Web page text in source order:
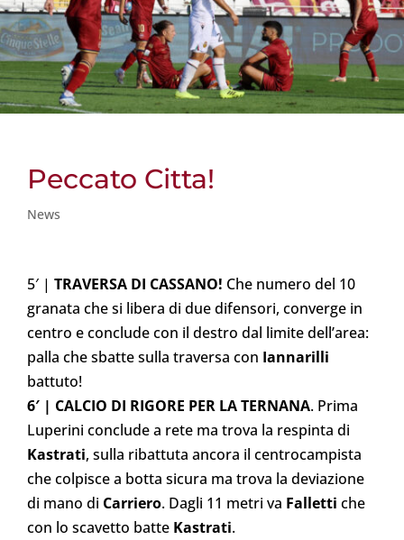
Peccato Citta!
News
5′ | TRAVERSA DI CASSANO! Che numero del 10
granata che si libera di due difensori, converge in
centro e conclude con il destro dal limite dell’area:
palla che sbatte sulla traversa con Iannarilli
battuto!
6′ | CALCIO DI RIGORE PER LA TERNANA. Prima
Luperini conclude a rete ma trova la respinta di
Kastrati, sulla ribattuta ancora il centrocampista
che colpisce a botta sicura ma trova la deviazione
di mano di Carriero. Dagli 11 metri va Falletti che
con lo scavetto batte Kastrati.